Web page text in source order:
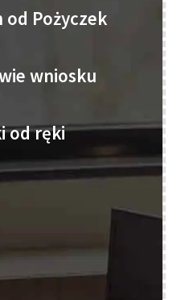
Pożyczek
wniosku
od ręki